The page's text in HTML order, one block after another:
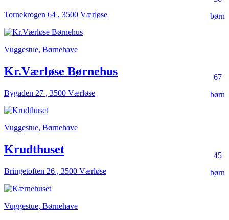
børn
Tornekrogen 64 , 3500 Værløse
Vuggestue, Børnehave
67
børn
Kr.Værløse Børnehus
Bygaden 27 , 3500 Værløse
Vuggestue, Børnehave
45
børn
Krudthuset
Bringetoften 26 , 3500 Værløse
Vuggestue, Børnehave